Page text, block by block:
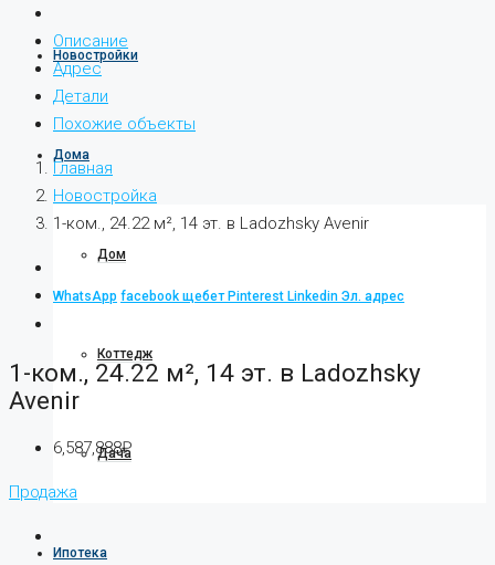
Новостройки
Дома
Дом
Коттедж
Дача
Ипотека
Описание
Адрес
Детали
Похожие объекты
Главная
Новостройка
1-ком., 24.22 м², 14 эт. в Ladozhsky Avenir
WhatsApp facebook щебет Pinterest Linkedin Эл. адрес
1-ком., 24.22 м², 14 эт. в Ladozhsky
Avenir
6,587,888₽
Продажа